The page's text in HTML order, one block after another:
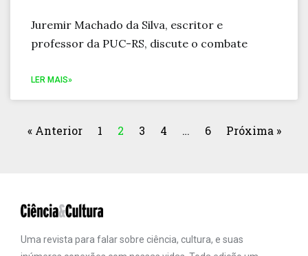
Juremir Machado da Silva, escritor e
professor da PUC-RS, discute o combate
LER MAIS»
« Anterior 1 2 3 4 … 6 Próxima »
Uma revista para falar sobre ciência, cultura, e suas